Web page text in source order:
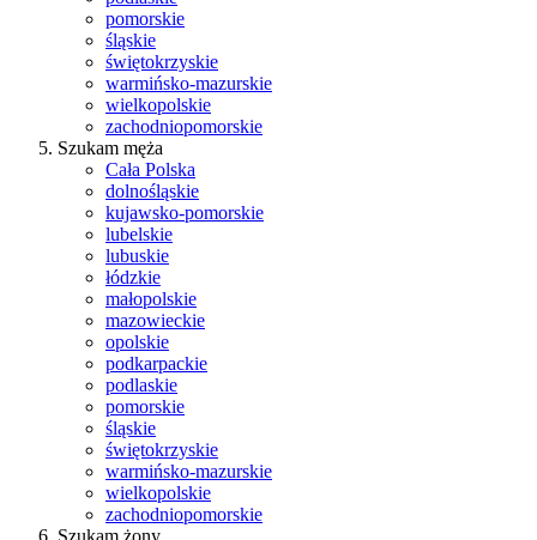
pomorskie
śląskie
świętokrzyskie
warmińsko-mazurskie
wielkopolskie
zachodniopomorskie
Szukam męża
Cała Polska
dolnośląskie
kujawsko-pomorskie
lubelskie
lubuskie
łódzkie
małopolskie
mazowieckie
opolskie
podkarpackie
podlaskie
pomorskie
śląskie
świętokrzyskie
warmińsko-mazurskie
wielkopolskie
zachodniopomorskie
Szukam żony